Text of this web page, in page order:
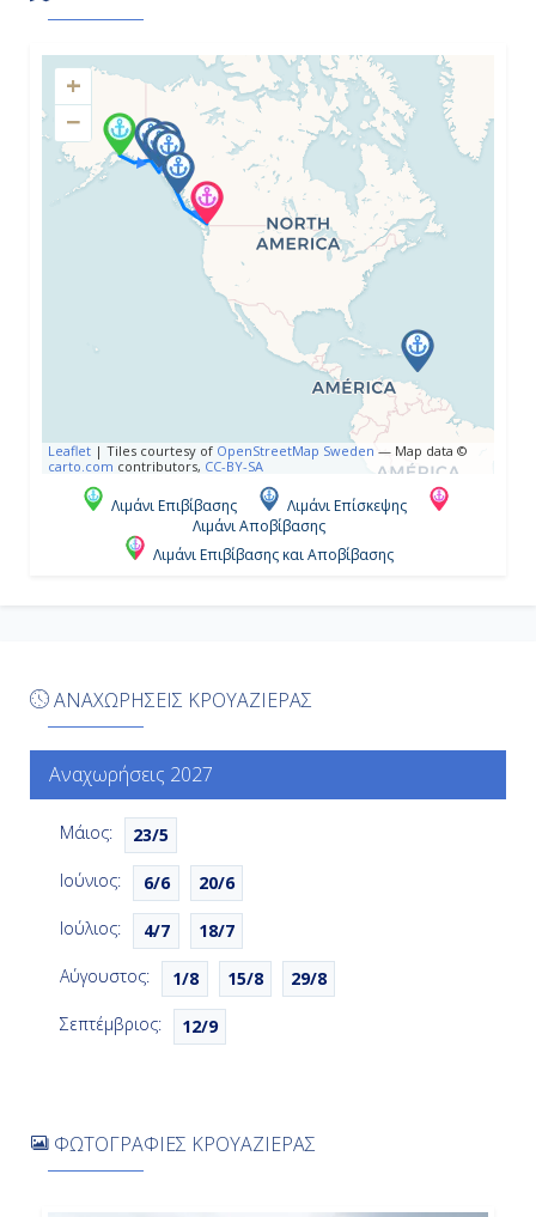
8:30
17:30
Ημέρα 4η
Σκάγκγουέϊ ( Αλάσκα ), Η.Π.Α.
21:00
Ημέρα 5η
Τζούνο ( Αλάσκα ), Η.Π.Α.
Κίνγκσταουν, Άγιος Βικέντιος και
Εσωτερικό Πέρασμα ( Αλάσκα ),
+
−
Leaflet | Tiles courtesy of OpenStreetMap Sweden — Map data ©
carto.com contributors, CC-BY-SA
Λιμάνι Επιβίβασης
Λιμάνι Επίσκεψης
Λιμάνι Αποβίβασης
Λιμάνι Επιβίβασης και Αποβίβασης
ΑΝΑΧΩΡΗΣΕΙΣ ΚΡΟΥΑΖΙΕΡΑΣ
Αναχωρήσεις 2027
Μάιος:
23/5
Ιούνιος:
6/6
20/6
Ιούλιος:
4/7
18/7
Αύγουστος:
1/8 15/8
29/8
Σεπτέμβριος:
12/9
ΦΩΤΟΓΡΑΦΙΕΣ ΚΡΟΥΑΖΙΕΡΑΣ